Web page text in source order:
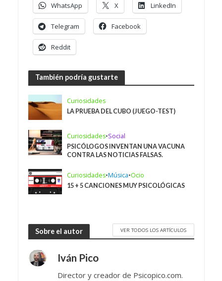
WhatsApp X LinkedIn
Telegram Facebook
Reddit
También podría gustarte
Curiosidades
LA PRUEBA DEL CUBO (JUEGO-TEST)
Curiosidades•Social
PSICÓLOGOS INVENTAN UNA VACUNA
CONTRA LAS NOTICIAS FALSAS.
Curiosidades•Música•Ocio
15 + 5 CANCIONES MUY PSICOLÓGICAS
Sobre el autor VER TODOS LOS ARTÍCULOS
Iván Pico
Director y creador de Psicopico.com.